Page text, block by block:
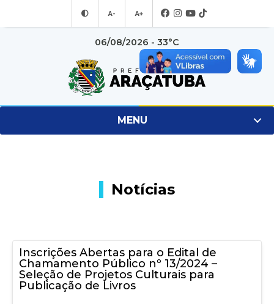
A- A+
06/08/2026 - 33°C
MENU
Notícias
Inscrições Abertas para o Edital de
Chamamento Público nº 13/2024 –
Seleção de Projetos Culturais para
Publicação de Livros